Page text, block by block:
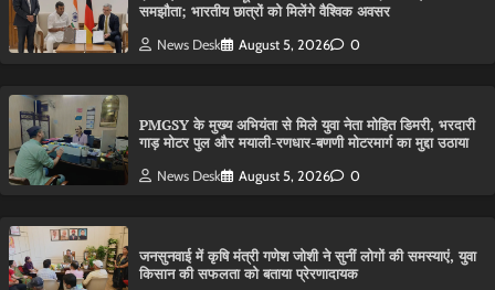
समझौता; भारतीय छात्रों को मिलेंगे वैश्विक अवसर
News Desk August 5, 2026 0
PMGSY के मुख्य अभियंता से मिले युवा नेता मोहित डिमरी, भरदारी
गाड़ मोटर पुल और मयाली-रणधार-बणणी मोटरमार्ग का मुद्दा उठाया
News Desk August 5, 2026 0
जनसुनवाई में कृषि मंत्री गणेश जोशी ने सुनीं लोगों की समस्याएं, युवा
किसान की सफलता को बताया प्रेरणादायक